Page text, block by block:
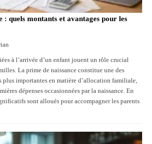
: quels montants et avantages pour les
à l’arrivée d’un enfant jouent un rôle crucial
La prime de naissance constitue une des
plus importantes en matière d’allocation familiale,
dépenses occasionnées par la naissance. En
sont alloués pour accompagner les parents